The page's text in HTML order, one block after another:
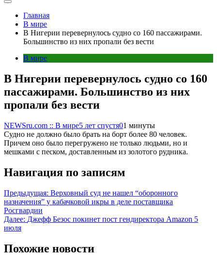
Главная
В мире
В Нигерии перевернулось судно со 160 пассажирами.
Большинство из них пропали без вести
В мире
В Нигерии перевернулось судно со 160
пассажирами. Большинство из них
пропали без вести
NEWSru.com :: В мире5 лет спустя01 минуты
Судно не должно было брать на борт более 80 человек.
Причем оно было перегружено не только людьми, но и
мешками с песком, доставленным из золотого рудника.
Навигация по записям
Предыдущая: Верховный суд не нашел “оборонного
назначения” у кабачковой икры в деле поставщика
Росгвардии
Далее: Джефф Безос покинет пост гендиректора Amazon 5
июля
Похожие новости